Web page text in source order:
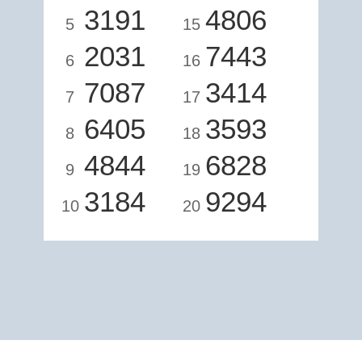
5 3191
6 2031
7 7087
8 6405
9 4844
10 3184
15 4806
16 7443
17 3414
18 3593
19 6828
20 9294